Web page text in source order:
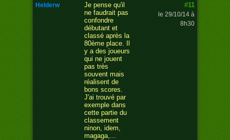
helderw
Je pense qu'il
ne faudrait pas
confondre
débutant et
classé après la
80ème place. Il
y a des joueurs
qui ne jouent
pas très
souvent mais
réalisent de
bons scores.
J'ai trouvé par
exemple dans
cette partie du
classement
ninon, idem,
magaga,...
#11
le 29/10/14 à
8h30